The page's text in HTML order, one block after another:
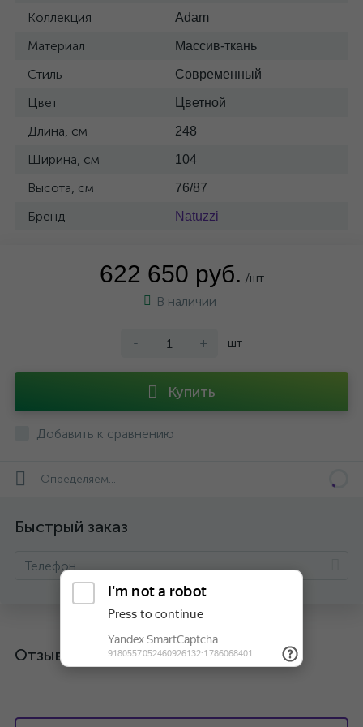
Коллекция Adam
Материал Массив-ткань
Стиль Современный
Цвет Цветной
Длина, см 248
Ширина, см 104
Высота, см 76/87
Бренд Natuzzi
622 650 руб. /шт
В наличии
- + шт
Купить
Добавить к сравнению
Определяем...
Быстрый заказ
Отзывы